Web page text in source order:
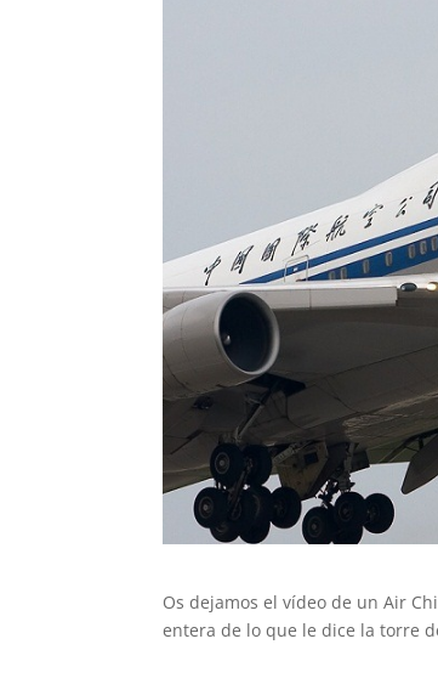
Os dejamos el vídeo de un Air
entera de lo que le dice la torre